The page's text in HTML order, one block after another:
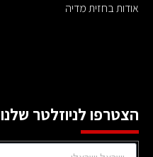
אודות בחזית מדיה
הצטרפו לניוזלטר שלנו